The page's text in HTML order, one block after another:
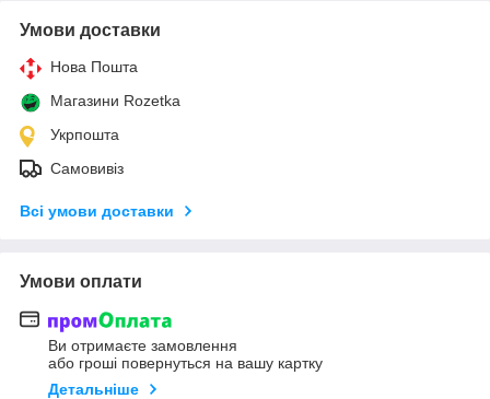
Умови доставки
Нова Пошта
Магазини Rozetka
Укрпошта
Самовивіз
Всі умови доставки
Умови оплати
Ви отримаєте замовлення
або гроші повернуться на вашу картку
Детальніше